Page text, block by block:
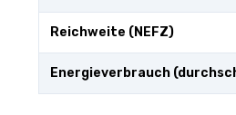
Reichweite (NEFZ)
Energieverbrauch